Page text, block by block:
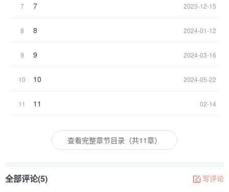
7 7 2023-12-15
8 8 2024-01-12
9 9 2024-03-16
10 10 2024-05-22
11 11 02-14
查看完整章节目录（共11章）
全部评论(5) 写评论